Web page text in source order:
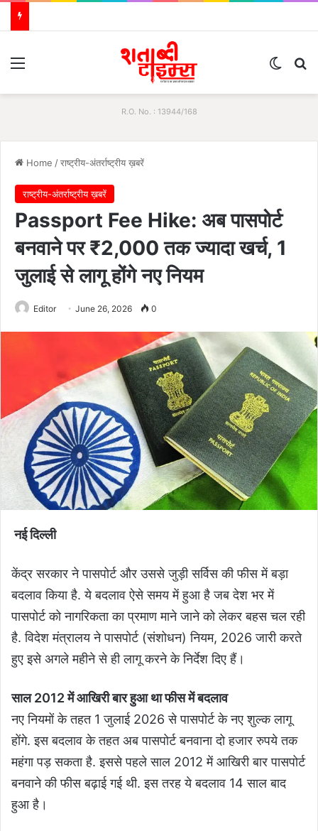
R.O. No. : 13944/168
Home /राष्ट्रीय-अंतर्राष्ट्रीय ख़बरें
राष्ट्रीय-अंतर्राष्ट्रीय ख़बरें
Passport Fee Hike: अब पासपोर्ट
बनवाने पर ₹2,000 तक ज्यादा खर्च, 1
जुलाई से लागू होंगे नए नियम
Editor June 26, 2026 0
नई दिल्ली
केंद्र सरकार ने पासपोर्ट और उससे जुड़ी सर्विस की फीस में बड़ा
बदलाव किया है. ये बदलाव ऐसे समय में हुआ है जब देश भर में
पासपोर्ट को नागरिकता का प्रमाण माने जाने को लेकर बहस चल रही
है. विदेश मंत्रालय ने पासपोर्ट (संशोधन) नियम, 2026 जारी करते
हुए इसे अगले महीने से ही लागू करने के निर्देश दिए हैं।
साल 2012 में आखिरी बार हुआ था फीस में बदलाव
नए नियमों के तहत 1 जुलाई 2026 से पासपोर्ट के नए शुल्क लागू
होंगे. इस बदलाव के तहत अब पासपोर्ट बनवाना दो हजार रुपये तक
महंगा पड़ सकता है. इससे पहले साल 2012 में आखिरी बार पासपोर्ट
बनवाने की फीस बढ़ाई गई थी. इस तरह ये बदलाव 14 साल बाद
हुआ है।